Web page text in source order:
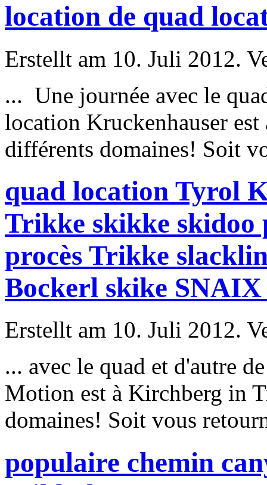
location de quad
Erstellt am 10. Juli 2012.
... Une journée avec le
location Kruckenhauser
différents domaines! Soit
quad location Tyrol
Trikke skikke skidoo
procès Trikke
Bockerl skike
Erstellt am 10. Juli 2012.
... avec le quad et d'autre
Motion est à Kirchberg in
domaines! Soit vous
populaire chemin